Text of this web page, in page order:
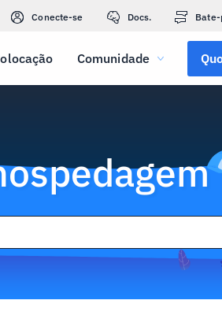
Conecte-se Docs.
Comunidade